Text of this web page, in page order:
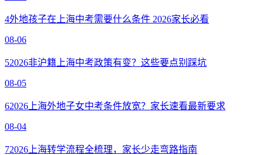
4外地孩子在上海中考需要什么条件 2026家长必看
08-06
52026非沪籍上海中考政策有变？这些要点别踩坑
08-05
62026上海外地子女中考条件放宽？家长速看最新要求
08-04
72026上海转学流程全梳理，家长少走弯路指南